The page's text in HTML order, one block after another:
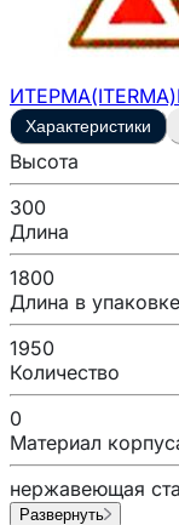
ИТЕРМА(ITERMA)
Характеристики
Высота
300
Длина
1800
Длина в упаковке
1950
Количество
0
Материал
нержавеющая
Развернуть